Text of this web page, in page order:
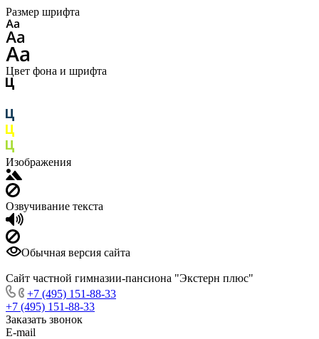
Размер шрифта
Цвет фона и шрифта
Изображения
Озвучивание текста
Обычная версия сайта
Сайт частной гимназии-пансиона "Экстерн плюс"
+7 (495) 151-88-33
+7 (495) 151-88-33
Заказать звонок
E-mail